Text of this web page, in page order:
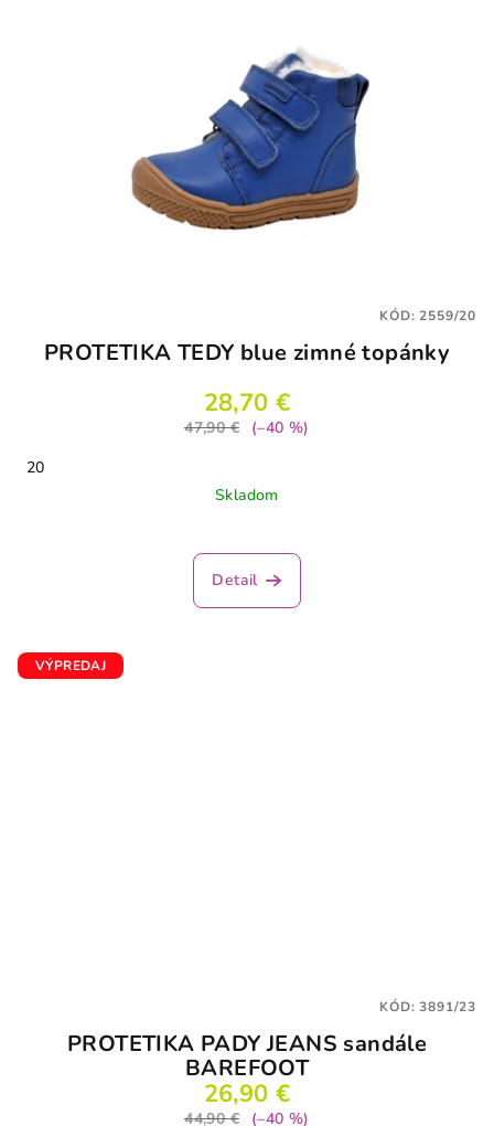
PROTETIKA TEDY blue zimné topánky
28,70 €
47,90 €
(–40 %)
20
Skladom
Detail
KÓD:2559/20
VÝPREDAJ
PROTETIKA PADY JEANS sandále
BAREFOOT
26,90 €
44,90 € (–40 %)
KÓD:3891/23